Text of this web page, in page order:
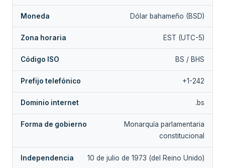
Moneda Dólar bahameño (BSD)
Zona horaria EST (UTC-5)
Código ISO BS / BHS
Prefijo telefónico +1-242
Dominio internet .bs
Forma de gobierno
Monarquía parlamentaria
constitucional
Independencia 10 de julio de 1973 (del Reino Unido)